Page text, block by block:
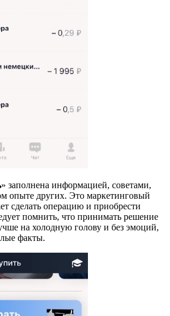
» заполнена информацией, советами,
опыте других. Это маркетинговый
сделать операцию и приобрести
помнить, что принимать решение
на холодную голову и без эмоций,
факты.